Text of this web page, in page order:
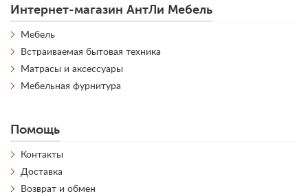
Интернет-магазин АнтЛи Мебель
Мебель
Встраиваемая бытовая техника
Матрасы и аксессуары
Мебельная фурнитура
Помощь
Контакты
Доставка
Возврат и обмен